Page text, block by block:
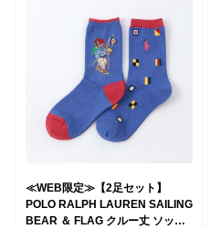
≪WEB限定≫【2足セット】
POLO RALPH LAUREN SAILING
BEAR ＆ FLAG クルー丈 ソック